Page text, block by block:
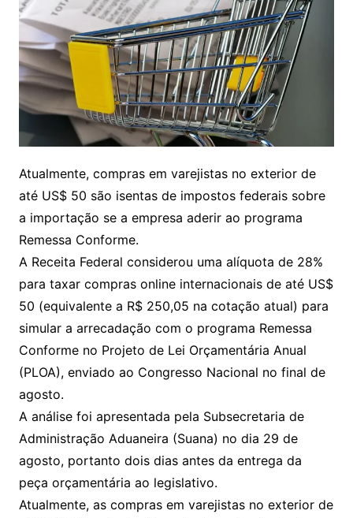
Atualmente, compras em varejistas no exterior de
até US$ 50 são isentas de impostos federais sobre
a importação se a empresa aderir ao programa
Remessa Conforme.
A Receita Federal considerou uma alíquota de 28%
para taxar compras online internacionais de até US$
50 (equivalente a R$ 250,05 na cotação atual) para
simular a arrecadação com o programa Remessa
Conforme no Projeto de Lei Orçamentária Anual
(PLOA), enviado ao Congresso Nacional no final de
agosto.
A análise foi apresentada pela Subsecretaria de
Administração Aduaneira (Suana) no dia 29 de
agosto, portanto dois dias antes da entrega da
peça orçamentária ao legislativo.
Atualmente, as compras em varejistas no exterior de